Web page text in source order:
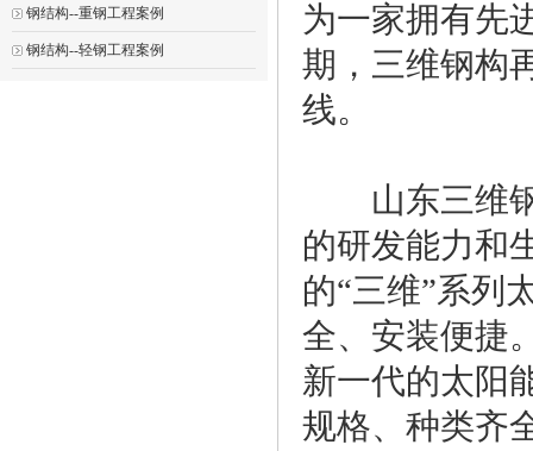
钢结构--重钢工程案例
钢结构--轻钢工程案例
为一家拥有先
期，三维钢构
线。
山东三维钢
的研发能力和
的“三维”系列
全、安装便捷
新一代的太阳
规格、种类齐